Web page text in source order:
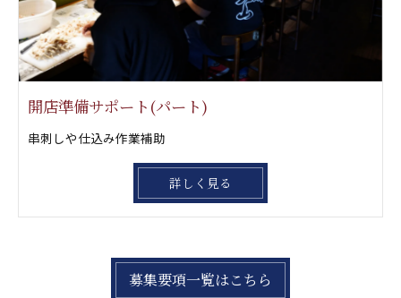
開店準備サポート(パート)
串刺しや仕込み作業補助
詳しく見る
募集要項一覧はこちら